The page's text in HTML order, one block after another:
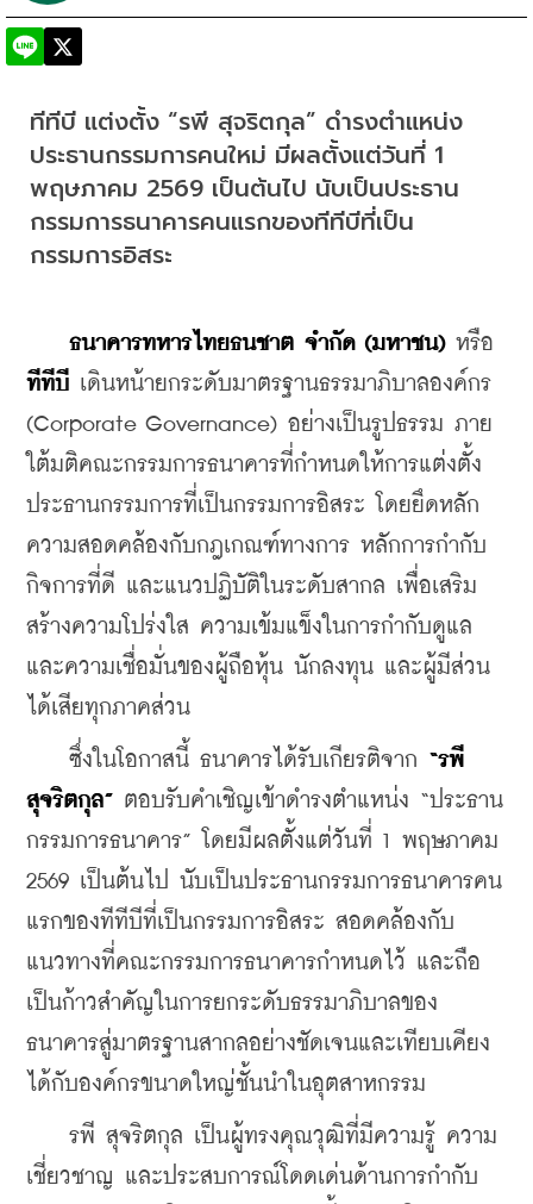
ทีทีบี แต่งตั้ง “รพี สุจริตกุล” ดำรงตำแหน่ง
ประธานกรรมการคนใหม่ มีผลตั้งแต่วันที่ 1
พฤษภาคม 2569 เป็นต้นไป นับเป็นประธาน
กรรมการธนาคารคนแรกของทีทีบีที่เป็น
กรรมการอิสระ
ธนาคารทหารไทยธนชาต จำกัด (มหาชน)
ทีทีบี เดินหน้ายกระดับมาตรฐานธรรมาภิบาลองค์กร
(Corporate Governance) อย่างเป็นรูปธรรม ภาย
ใต้มติคณะกรรมการธนาคารที่กำหนดให้การแต่งตั้ง
ประธานกรรมการที่เป็นกรรมการอิสระ โดยยึดหลัก
ความสอดคล้องกับกฎเกณฑ์ทางการ หลักการกำกับ
กิจการที่ดี และแนวปฏิบัติในระดับสากล เพื่อเสริม
สร้างความโปร่งใส ความเข้มแข็งในการกำกับดูแล
และความเชื่อมั่นของผู้ถือหุ้น นักลงทุน และผู้มีส่วน
ได้เสียทุกภาคส่วน
ซึ่งในโอกาสนี้ ธนาคารได้รับเกียรติจาก “รพี
สุจริตกุล” ตอบรับคำเชิญเข้าดำรงตำแหน่ง “ประธาน
กรรมการธนาคาร” โดยมีผลตั้งแต่วันที่ 1 พฤษภาคม
2569 เป็นต้นไป นับเป็นประธานกรรมการธนาคารคน
แรกของทีทีบีที่เป็นกรรมการอิสระ สอดคล้องกับ
แนวทางที่คณะกรรมการธนาคารกำหนดไว้ และถือ
เป็นก้าวสำคัญในการยกระดับธรรมาภิบาลของ
ธนาคารสู่มาตรฐานสากลอย่างชัดเจนและเทียบเคียง
ได้กับองค์กรขนาดใหญ่ชั้นนำในอุตสาหกรรม
รพี สุจริตกุล เป็นผู้ทรงคุณวุฒิที่มีความรู้ ความ
เชี่ยวชาญ และประสบการณ์โดดเด่นด้านการกำกับ